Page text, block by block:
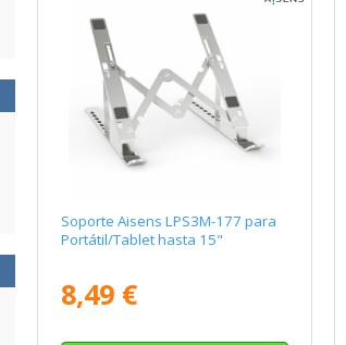
Soporte Aisens LPS3M-177 para
Portátil/Tablet hasta 15"
8,49 €